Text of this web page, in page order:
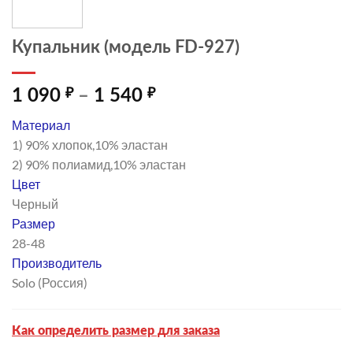
Купальник (модель FD-927)
1 090 ₽ – 1 540 ₽Диапазон
090 ₽
–
Материал
1) 90% хлопок,10% эластан
2) 90% полиамид,10% эластан
Цвет
Черный
Размер
28-48
Производитель
Solo (Россия)
Как определить размер для заказа